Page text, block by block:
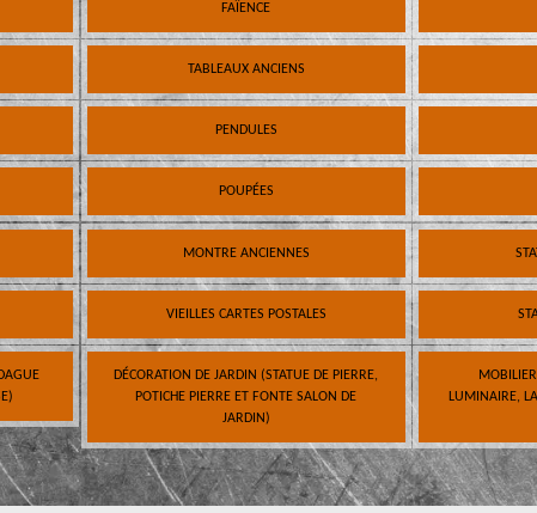
FAÏENCE
TABLEAUX ANCIENS
PENDULES
POUPÉES
MONTRE ANCIENNES
VIEILLES CARTES POSTALES
DÉCORATION DE JARDIN (STATUE DE PIERRE,
POTICHE PIERRE ET FONTE SALON DE
JARDIN)
LUMINAIRE,